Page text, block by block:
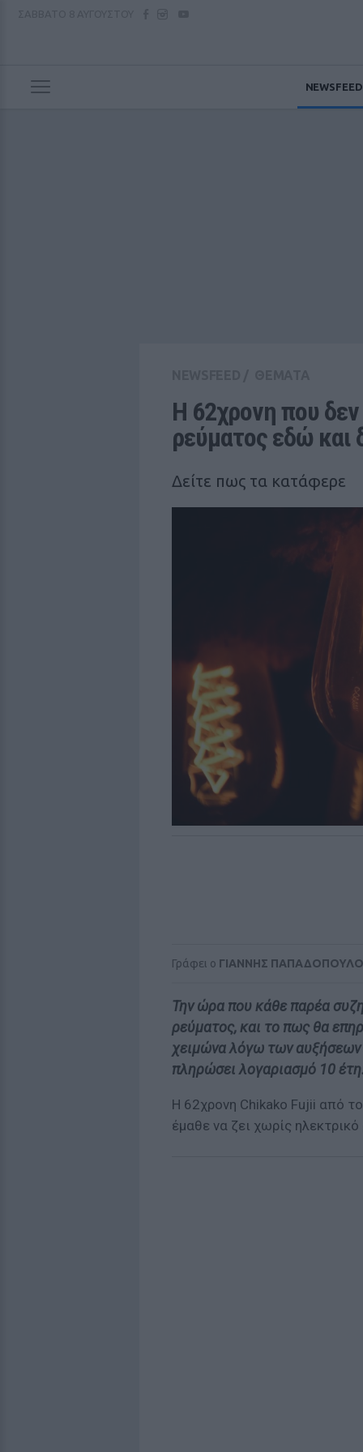
NEWSFEED
Η 62χρονη που
ρεύματος εδώ και
Δείτε πως τα κατάφερε
Γράφει ο ΓΙΑΝΝΗΣ
Την ώρα που κάθε παρέα
ρεύματος, και το πως θα
χειμώνα λόγω των αυξήσεων
πληρώσει λογαριασμό 10 έτη.
Η 62χρονη Chikako Fujii από
έμαθε να ζει χωρίς